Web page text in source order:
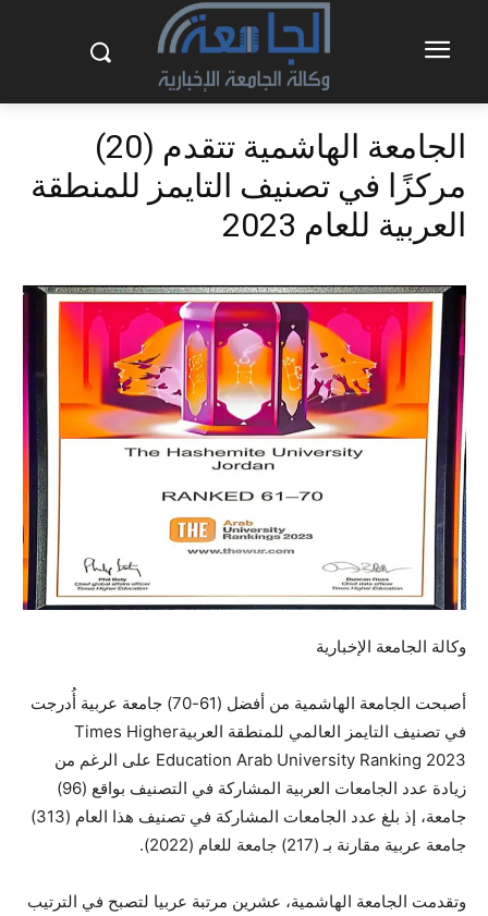
الجامعة الهاشمية تتقدم (20)
مركزًا في تصنيف التايمز للمنطقة
العربية للعام 2023
وكالة الجامعة الإخبارية
أصبحت الجامعة الهاشمية من أفضل (61-70) جامعة عربية أُدرجت
في تصنيف التايمز العالمي للمنطقة العربيةTimes Higher
Education Arab University Ranking 2023 على الرغم من
زيادة عدد الجامعات العربية المشاركة في التصنيف بواقع (96)
جامعة، إذ بلغ عدد الجامعات المشاركة في تصنيف هذا العام (313)
جامعة عربية مقارنة بـ (217) جامعة للعام (2022).
وتقدمت الجامعة الهاشمية، عشرين مرتبة عربيا لتصبح في الترتيب